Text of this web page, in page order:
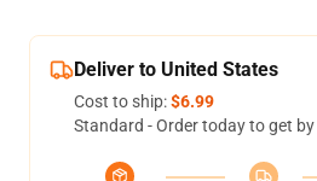
Deliver to United States
Cost to ship:$6.99
Standard - Order today to get by